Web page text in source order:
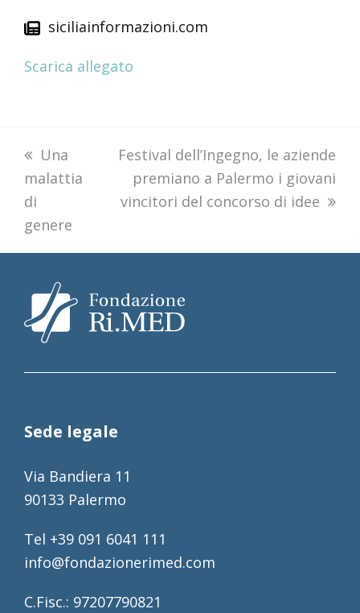
siciliainformazioni.com
Scarica allegato
previous
post:
Una
malattia
di
genere
next
post:
Festival dell’Ingegno, le aziende
premiano a Palermo i giovani
vincitori del concorso di idee
Sede legale
Via Bandiera 11
90133 Palermo
Tel +39 091 6041 111
info@fondazionerimed.com
C.Fisc.: 97207790821